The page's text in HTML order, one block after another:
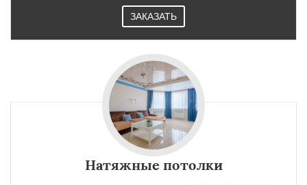
ЗАКАЗАТЬ
Натяжные потолки